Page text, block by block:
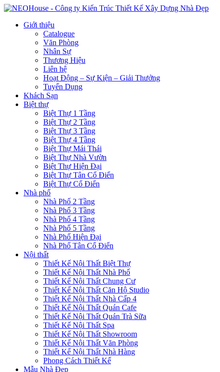
Giới thiệu
Catalogue
Văn Phòng
Nhân Sự
Thương Hiệu
Liên hệ
Hoạt Động – Sự Kiện – Giải Thưởng
Tuyển Dụng
Khách Sạn
Biệt thự
Biệt Thự 1 Tầng
Biệt Thự 2 Tầng
Biệt Thự 3 Tầng
Biệt Thự 4 Tầng
Biệt Thự Mái Thái
Biệt Thự Nhà Vườn
Biệt Thự Hiện Đại
Biệt Thự Tân Cổ Điển
Biệt Thự Cổ Điển
Nhà phố
Nhà Phố 2 Tầng
Nhà Phố 3 Tầng
Nhà Phố 4 Tầng
Nhà Phố 5 Tầng
Nhà Phố Hiện Đại
Nhà Phố Tân Cổ Điển
Nội thất
Thiết Kế Nội Thất Biệt Thự
Thiết Kế Nội Thất Nhà Phố
Thiết Kế Nội Thất Chung Cư
Thiết Kế Nội Thất Căn Hộ Studio
Thiết Kế Nội Thất Nhà Cấp 4
Thiết Kế Nội Thất Quán Cafe
Thiết Kế Nội Thất Quán Trà Sữa
Thiết Kế Nội Thất Spa
Thiết Kế Nội Thất Showroom
Thiết Kế Nội Thất Văn Phòng
Thiết Kế Nội Thất Nhà Hàng
Phong Cách Thiết Kế
Mẫu Nhà Đẹp